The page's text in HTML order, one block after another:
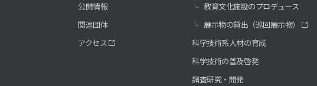
公開情報
関連団体
アクセス
教育文化施設のプロデュース
展示物の貸出（巡回展示物）
科学技術系人材の育成
科学技術の普及啓発
調査研究・開発